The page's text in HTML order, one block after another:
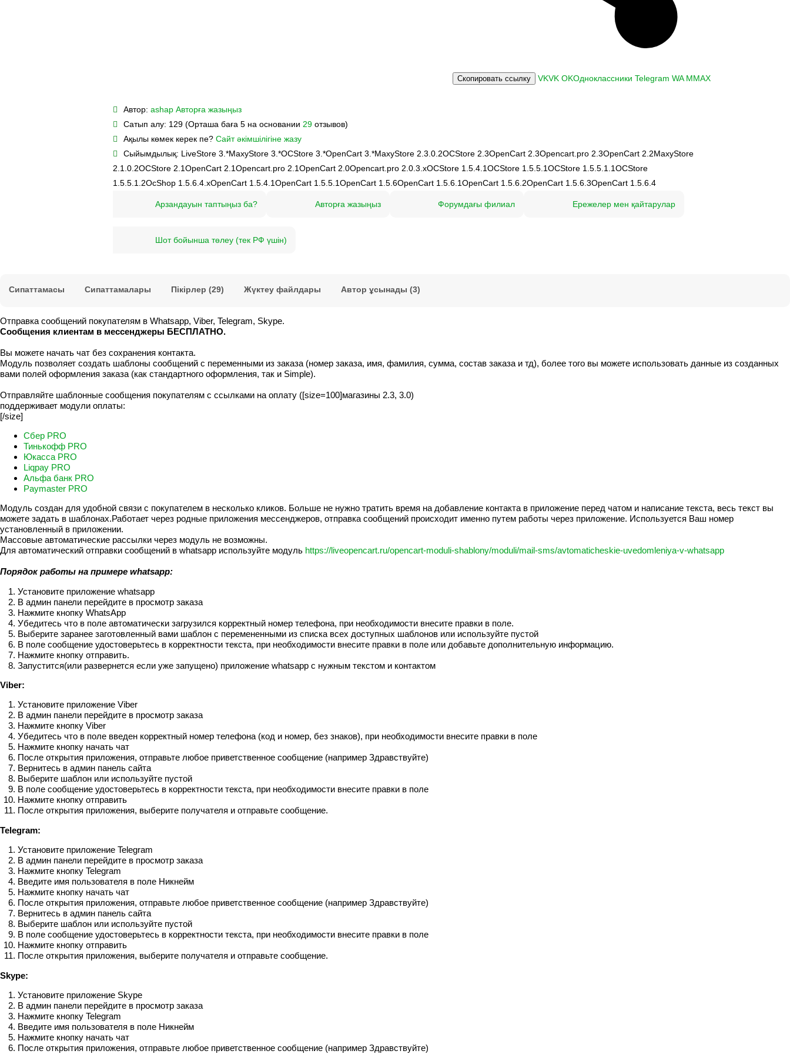
Скопировать ссылку VKVK OKОдноклассники Telegram WA MMAX
Автор: ashap Авторға жазыңыз
Сатып алу: 129 (Орташа баға 5 на основании 29отзывов)
Ақылы көмек керек пе? Сайт әкімшілігіне жазу
Сыйымдылық: LiveStore 3.*MaxyStore 3.*OCStore 3.*OpenCart 3.*MaxyStore 2.3.0.2OCStore 2.3OpenCart 2.3Opencart.pro 2.3OpenCart 2.2MaxyStore
2.1.0.2OCStore 2.1OpenCart 2.1Opencart.pro 2.1OpenCart 2.0Opencart.pro 2.0.3.хOCStore 1.5.4.1OCStore 1.5.5.1OCStore 1.5.5.1.1OCStore
1.5.5.1.2OcShop 1.5.6.4.хOpenCart 1.5.4.1OpenCart 1.5.5.1OpenCart 1.5.6OpenCart 1.5.6.1OpenCart 1.5.6.2OpenCart 1.5.6.3OpenCart 1.5.6.4
Арзандауын таптыңыз ба? Авторға жазыңыз Форумдағы филиал Ережелер мен қайтарулар
Шот бойынша төлеу (тек РФ үшін)
Сипаттамасы Сипаттамалары Пікірлер (29) Жүктеу файлдары Автор ұсынады (3)
Отправка сообщений покупателям в Whatsapp, Viber, Telegram, Skype.
Сообщения клиентам в мессенджеры БЕСПЛАТНО.
Вы можете начать чат без сохранения контакта.
Модуль позволяет создать шаблоны сообщений с переменными из заказа (номер заказа, имя, фамилия, сумма, состав заказа и тд), более того вы можете использовать данные из созданных
вами полей оформления заказа (как стандартного оформления, так и Simple).
Отправляйте шаблонные сообщения покупателям с ссылками на оплату ([size=100]магазины 2.3, 3.0)
поддерживает модули оплаты:
[/size]
Сбер PRO
Тинькофф PRO
Юкасса PRO
Liqpay PRO
Альфа банк PRO
Paymaster PRO
Модуль создан для удобной связи с покупателем в несколько кликов. Больше не нужно тратить время на добавление контакта в приложение перед чатом и написание текста, весь текст вы
можете задать в шаблонах.Работает через родные приложения мессенджеров, отправка сообщений происходит именно путем работы через приложение. Используется Ваш номер
установленный в приложении.
Массовые автоматические рассылки через модуль не возможны.
Для автоматический отправки сообщений в whatsapp используйте модуль https://liveopencart.ru/opencart-moduli-shablony/moduli/mail-sms/avtomaticheskie-uvedomleniya-v-whatsapp
Порядок работы на примере whatsapp:
Установите приложение whatsapp
В админ панели перейдите в просмотр заказа
Нажмите кнопку WhatsApp
Убедитесь что в поле автоматически загрузился корректный номер телефона, при необходимости внесите правки в поле.
Выберите заранее заготовленный вами шаблон с перемененными из списка всех доступных шаблонов или используйте пустой
В поле сообщение удостоверьтесь в корректности текста, при необходимости внесите правки в поле или добавьте дополнительную информацию.
Нажмите кнопку отправить.
Запустится(или развернется если уже запущено) приложение whatsapp с нужным текстом и контактом
Viber:
Установите приложение Viber
В админ панели перейдите в просмотр заказа
Нажмите кнопку Viber
Убедитесь что в поле введен корректный номер телефона (код и номер, без знаков), при необходимости внесите правки в поле
Нажмите кнопку начать чат
После открытия приложения, отправьте любое приветственное сообщение (например Здравствуйте)
Вернитесь в админ панель сайта
Выберите шаблон или используйте пустой
В поле сообщение удостоверьтесь в корректности текста, при необходимости внесите правки в поле
Нажмите кнопку отправить
После открытия приложения, выберите получателя и отправьте сообщение.
Telegram:
Установите приложение Telegram
В админ панели перейдите в просмотр заказа
Нажмите кнопку Telegram
Введите имя пользователя в поле Никнейм
Нажмите кнопку начать чат
После открытия приложения, отправьте любое приветственное сообщение (например Здравствуйте)
Вернитесь в админ панель сайта
Выберите шаблон или используйте пустой
В поле сообщение удостоверьтесь в корректности текста, при необходимости внесите правки в поле
Нажмите кнопку отправить
После открытия приложения, выберите получателя и отправьте сообщение.
Skype:
Установите приложение Skype
В админ панели перейдите в просмотр заказа
Нажмите кнопку Telegram
Введите имя пользователя в поле Никнейм
Нажмите кнопку начать чат
После открытия приложения, отправьте любое приветственное сообщение (например Здравствуйте)